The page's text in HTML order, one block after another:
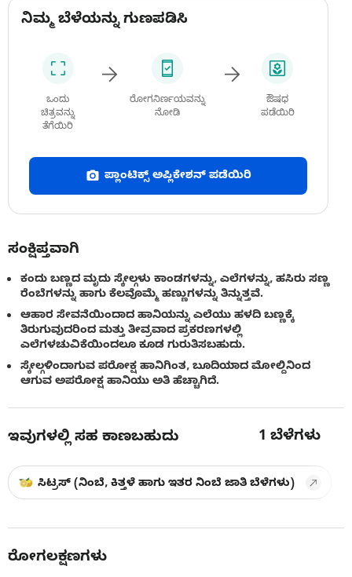
ನಿಮ್ಮ ಬೆಳೆಯನ್ನು ಗುಣಪಡಿಸಿ
ಒಂದು
ಚಿತ್ರವನ್ನು
ತೆಗೆಯಿರಿ
ರೋಗನಿರ್ಣಯವನ್ನು
ನೋಡಿ
ಔಷಧ
ಪಡೆಯಿರಿ
ಪ್ಲಾಂಟಿಕ್ಸ್ ಅಪ್ಲಿಕೇಶನ್ ಪಡೆಯಿರಿ
ಸಂಕ್ಷಿಪ್ತವಾಗಿ
ಕಂದು ಬಣ್ಣದ ಮೃದು ಸ್ಕೇಲ್ಗಳು ಕಾಂಡಗಳನ್ನು, ಎಲೆಗಳನ್ನು, ಹಸಿರು ಸಣ್ಣ
ರೆಂಬೆಗಳನ್ನು ಹಾಗು ಕೆಲವೊಮ್ಮೆ ಹಣ್ಣುಗಳನ್ನು ತಿನ್ನುತ್ತವೆ.
ಆಹಾರ ಸೇವನೆಯಿಂದಾದ ಹಾನಿಯನ್ನು ಎಲೆಯು ಹಳದಿ ಬಣ್ಣಕ್ಕೆ
ತಿರುಗುವುದರಿಂದ ಮತ್ತು ತೀವ್ರವಾದ ಪ್ರಕರಣಗಳಲ್ಲಿ
ಎಲೆಗಳಚುವಿಕೆಯಿಂದಲೂ ಕೂಡ ಗುರುತಿಸಬಹುದು.
ಸ್ಕೇಲ್ಗಳಿಂದಾಗುವ ಪರೋಕ್ಷ ಹಾನಿಗಿಂತ, ಬೂದಿಯಾದ ಮೋಲ್ದಿನಿಂದ
ಆಗುವ ಅಪರೋಕ್ಷ ಹಾನಿಯು ಅತಿ ಹೆಚ್ಚಾಗಿದೆ.
ಇವುಗಳಲ್ಲಿ ಸಹ ಕಾಣಬಹುದು 1 ಬೆಳೆಗಳು
ಸಿಟ್ರಸ್ (ನಿಂಬೆ, ಕಿತ್ತಳೆ ಹಾಗು ಇತರ ನಿಂಬೆ ಜಾತಿ ಬೆಳೆಗಳು)
ರೋಗಲಕ್ಷಣಗಳು